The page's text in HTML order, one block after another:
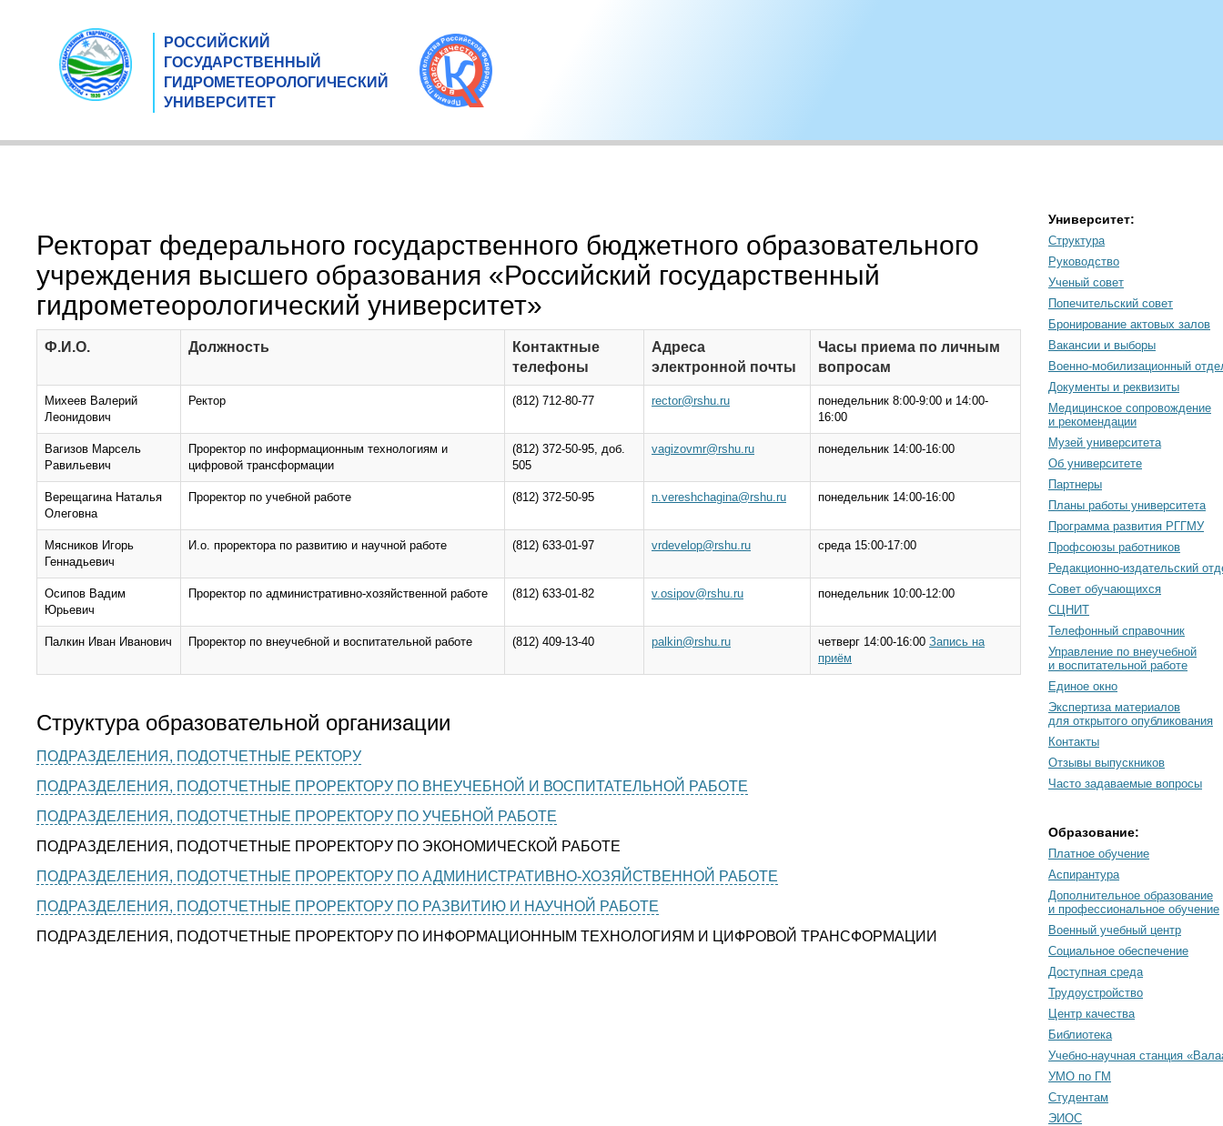
РОССИЙСКИЙ
ГОСУДАРСТВЕННЫЙ
ГИДРОМЕТЕОРОЛОГИЧЕСКИЙ
УНИВЕРСИТЕТ
Ректорат федерального государственного бюджетного образовательного
учреждения высшего образования «Российский государственный
гидрометеорологический университет»
Ф.И.О. Должность
Контактные
телефоны
Адреса
электронной почты
Часы приема по личным
вопросам
Михеев Валерий
Леонидович
Ректор (812) 712-80-77 rector@rshu.ru
понедельник 8:00-9:00 и 14:00-
16:00
Вагизов Марсель
Равильевич
Проректор по информационным технологиям и
цифровой трансформации
(812) 372-50-95, доб.
505
vagizovmr@rshu.ru понедельник 14:00-16:00
Верещагина Наталья
Олеговна
Проректор по учебной работе (812) 372-50-95 n.vereshchagina@rshu.ru понедельник 14:00-16:00
Мясников Игорь
Геннадьевич
И.о. проректора по развитию и научной работе (812) 633-01-97 vrdevelop@rshu.ru среда 15:00-17:00
Осипов Вадим
Юрьевич
Проректор по административно-хозяйственной работе (812) 633-01-82 v.osipov@rshu.ru понедельник 10:00-12:00
Палкин Иван Иванович Проректор по внеучебной и воспитательной работе (812) 409-13-40 palkin@rshu.ru четверг 14:00-16:00 Запись на
приём
Структура образовательной организации
ПОДРАЗДЕЛЕНИЯ, ПОДОТЧЕТНЫЕ РЕКТОРУ
ПОДРАЗДЕЛЕНИЯ, ПОДОТЧЕТНЫЕ ПРОРЕКТОРУ ПО ВНЕУЧЕБНОЙ И ВОСПИТАТЕЛЬНОЙ РАБОТЕ
ПОДРАЗДЕЛЕНИЯ, ПОДОТЧЕТНЫЕ ПРОРЕКТОРУ ПО УЧЕБНОЙ РАБОТЕ
ПОДРАЗДЕЛЕНИЯ, ПОДОТЧЕТНЫЕ ПРОРЕКТОРУ ПО ЭКОНОМИЧЕСКОЙ РАБОТЕ
ПОДРАЗДЕЛЕНИЯ, ПОДОТЧЕТНЫЕ ПРОРЕКТОРУ ПО АДМИНИСТРАТИВНО-ХОЗЯЙСТВЕННОЙ РАБОТЕ
ПОДРАЗДЕЛЕНИЯ, ПОДОТЧЕТНЫЕ ПРОРЕКТОРУ ПО РАЗВИТИЮ И НАУЧНОЙ РАБОТЕ
ПОДРАЗДЕЛЕНИЯ, ПОДОТЧЕТНЫЕ ПРОРЕКТОРУ ПО ИНФОРМАЦИОННЫМ ТЕХНОЛОГИЯМ И ЦИФРОВОЙ ТРАНСФОРМАЦИИ
Университет:
Структура
Руководство
Ученый совет
Попечительский совет
Бронирование актовых залов
Вакансии и выборы
Военно-мобилизационный
Документы и реквизиты
Медицинское сопровождение
и рекомендации
Музей университета
Об университете
Партнеры
Планы работы университета
Программа развития РГГМУ
Профсоюзы работников
Редакционно-издательский
Cовет обучающихся
СЦНИТ
Телефонный справочник
Управление по внеучебной
и воспитательной работе
Единое окно
Экспертиза материалов
для открытого опубликования
Контакты
Отзывы выпускников
Часто задаваемые вопросы
Образование:
Платное обучение
Аспирантура
Дополнительное образование
и профессиональное обучение
Военный учебный центр
Социальное обеспечение
Доступная среда
Трудоустройство
Центр качества
Библиотека
Учебно-научная станция
УМО по ГМ
Студентам
ЭИОС